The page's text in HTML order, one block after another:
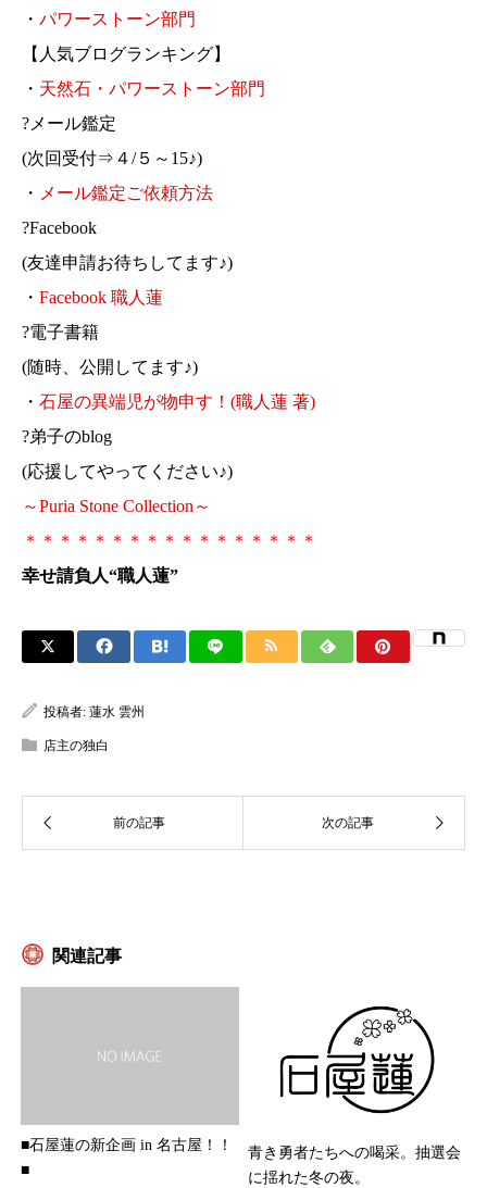
・ パワーストーン部門
【人気ブログランキング】
・ 天然石・パワーストーン部門
?メール鑑定
(次回受付⇒４/５～15♪)
・ メール鑑定ご依頼方法
?Facebook
(友達申請お待ちしてます♪)
・ Facebook 職人蓮
?電子書籍
(随時、公開してます♪)
・ 石屋の異端児が物申す！(職人蓮 著)
?弟子のblog
(応援してやってください♪)
～Puria Stone Collection～
＊＊＊＊＊＊＊＊＊＊＊＊＊＊＊＊＊
幸せ請負人“職人蓮”
投稿者: 蓮水 雲州
店主の独白
関連記事
■石屋蓮の新企画 in 名古屋！！
■
青き勇者たちへの喝采。抽選会
に揺れた冬の夜。